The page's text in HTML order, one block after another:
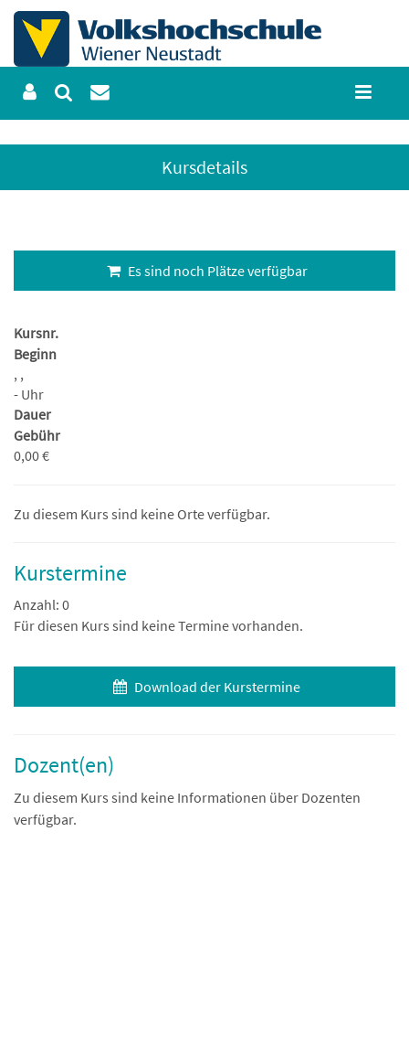
Kursdetails
Es sind noch Plätze verfügbar
Kursnr.
Beginn
, ,
- Uhr
Dauer
Gebühr
0,00 €
Zu diesem Kurs sind keine Orte verfügbar.
Kurstermine
Anzahl: 0
Für diesen Kurs sind keine Termine vorhanden.
Download der Kurstermine
Dozent(en)
Zu diesem Kurs sind keine Informationen über Dozenten
verfügbar.